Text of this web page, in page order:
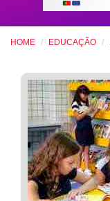
HOME EDUCAÇÃO